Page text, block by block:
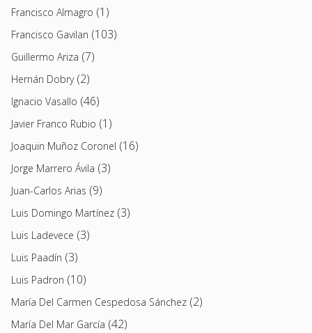
Francisco Almagro (1)
Francisco Gavilan (103)
Guillermo Ariza (7)
Hernán Dobry(2)
Ignacio Vasallo (46)
Javier Franco Rubio (1)
Joaquin Muñoz Coronel (16)
Jorge Marrero Ávila (3)
Juan-Carlos Arias (9)
Luis Domingo Martínez (3)
Luis Ladevece (3)
Luis Paadín (3)
Luis Padron (10)
María Del Carmen Cespedosa Sánchez (2)
María Del Mar García (42)